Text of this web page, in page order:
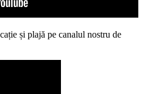
și plajă pe canalul nostru de